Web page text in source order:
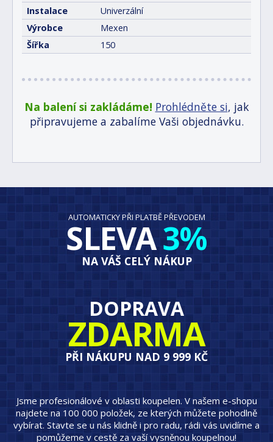
Instalace
Univerzální
Výrobce
Mexen
Šířka
150
Na balení si zakládáme! Prohlédněte si, jak
připravujeme a zabalíme Vaši objednávku.
AUTOMATICKY PŘI PLATBĚ PŘEVODEM
SLEVA3%
NA VÁŠ CELÝ NÁKUP
DOPRAVA
ZDARMA
PŘI NÁKUPU NAD 9 999 KČ
Jsme profesionálové v oblasti koupelen. V našem e-shopu
najdete na 100 000 položek, ze kterých můžete pohodlně
vybírat. Stavte se u nás klidně i pro radu, rádi vás uvidíme a
pomůžeme v cestě za vaší vysněnou koupelnou!